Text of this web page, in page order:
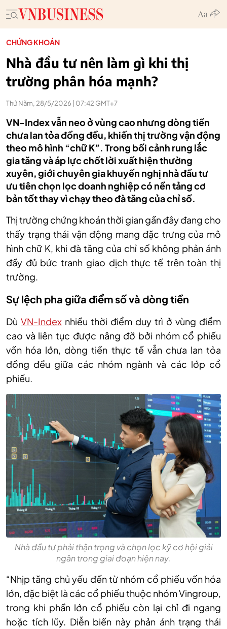
CHỨNG KHOÁN
Nhà đầu tư nên làm gì khi thị
trường phân hóa mạnh?
Thứ Năm, 28/5/2026 | 07:42 GMT+7
VN-Index vẫn neo ở vùng cao nhưng dòng tiền
chưa lan tỏa đồng đều, khiến thị trường vận động
theo mô hình “chữ K”. Trong bối cảnh rung lắc
gia tăng và áp lực chốt lời xuất hiện thường
xuyên, giới chuyên gia khuyến nghị nhà đầu tư
ưu tiên chọn lọc doanh nghiệp có nền tảng cơ
bản tốt thay vì chạy theo đà tăng của chỉ số.
Thị trường chứng khoán thời gian gần đây đang cho
thấy trạng thái vận động mang đặc trưng của mô
hình chữ K, khi đà tăng của chỉ số không phản ánh
đầy đủ bức tranh giao dịch thực tế trên toàn thị
trường.
Sự lệch pha giữa điểm số và dòng tiền
Dù VN-Index nhiều thời điểm duy trì ở vùng điểm
cao và liên tục được nâng đỡ bởi nhóm cổ phiếu
vốn hóa lớn, dòng tiền thực tế vẫn chưa lan tỏa
đồng đều giữa các nhóm ngành và các lớp cổ
phiếu.
Nhà đầu tư phải thận trọng và chọn lọc kỹ cơ hội giải
ngân trong giai đoạn hiện nay.
“Nhịp tăng chủ yếu đến từ nhóm cổ phiếu vốn hóa
lớn, đặc biệt là các cổ phiếu thuộc nhóm Vingroup,
trong khi phần lớn cổ phiếu còn lại chỉ đi ngang
hoặc tích lũy. Diễn biến này phản ánh trạng thái